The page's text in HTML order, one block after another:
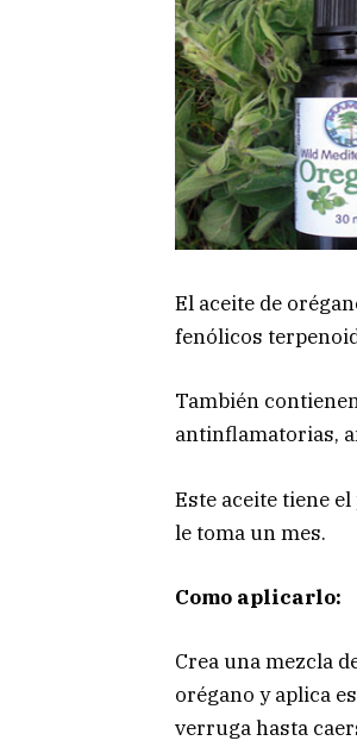
El aceite de
fenólicos
También
antinflamatorias,
Este aceite tiene
le toma un mes.
Como aplicarlo:
Crea una mezcla
orégano y aplica
verruga hasta